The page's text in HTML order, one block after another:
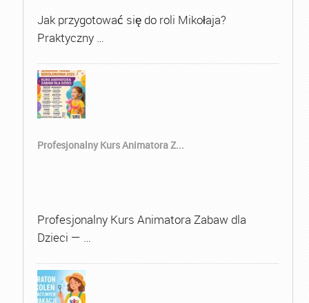
Jak przygotować się do roli Mikołaja?
Praktyczny …
Profesjonalny Kurs Animatora Z...
Profesjonalny Kurs Animatora Zabaw dla
Dzieci — …